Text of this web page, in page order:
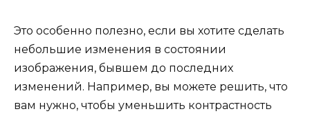
Это особенно полезно, если вы хотите сделать
небольшие изменения в состоянии
изображения, бывшем до последних
изменений. Например, вы можете решить, что
вам нужно, чтобы уменьшить контрастность